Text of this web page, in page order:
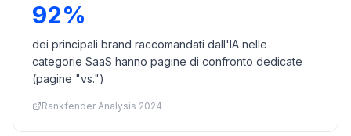
92%
dei principali brand raccomandati dall'IA nelle
categorie SaaS hanno pagine di confronto dedicate
(pagine "vs.")
Rankfender Analysis 2024